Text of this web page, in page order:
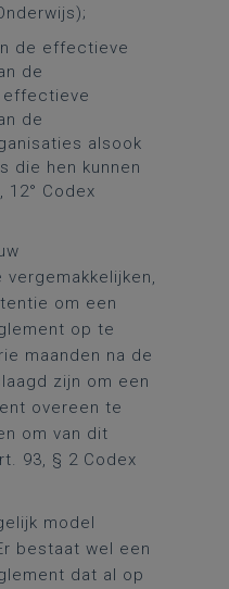
de effectieve
de
effectieve
de
alsook
die hen kunnen
12° Codex
vergemakkelijken,
om een
op te
maanden na de
zijn om een
overeen te
om van dit
93, § 2 Codex
model
bestaat wel een
dat al op